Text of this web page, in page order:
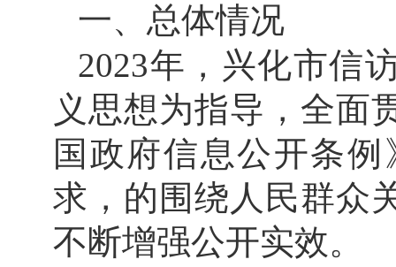
一、总体情况
2023年， 兴化市信
义思想为指导， 全面
国政府信息公开条
求， 的围绕人民群众
不断增强公开实效。